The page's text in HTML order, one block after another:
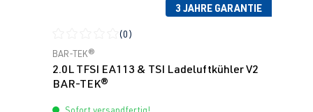
3 JAHRE GARANTIE
Durchschnittliche Bewertung von 0 von 5 Sternen
(0)
BAR-TEK®
2.0L TFSI EA113 & TSI Ladeluftkühler V2
BAR-TEK®
Sofort versandfertig!